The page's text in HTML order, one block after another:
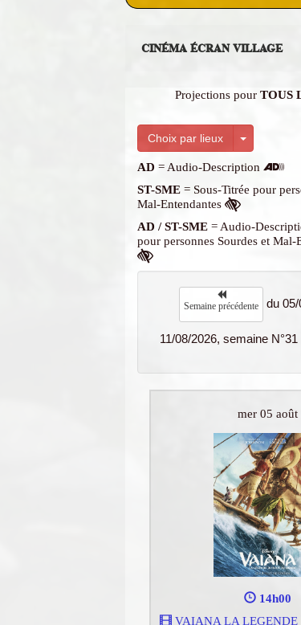
CINÉMA ÉCRAN VILLAGE